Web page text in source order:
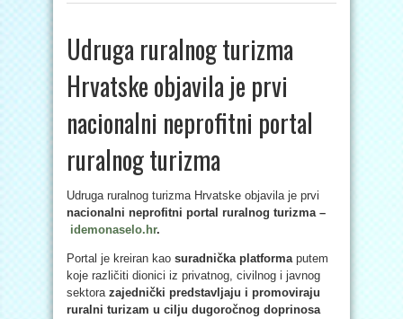
Udruga ruralnog turizma
Hrvatske objavila je prvi
nacionalni neprofitni portal
ruralnog turizma
Udruga ruralnog turizma Hrvatske objavila je prvi
nacionalni neprofitni portal ruralnog turizma –
idemonaselo.hr.
Portal je kreiran kao suradnička platformaputem
koje različiti dionici iz privatnog, civilnog i javnog
sektora zajednički predstavljaju i promoviraju
ruralni turizam u cilju dugoročnog doprinosa